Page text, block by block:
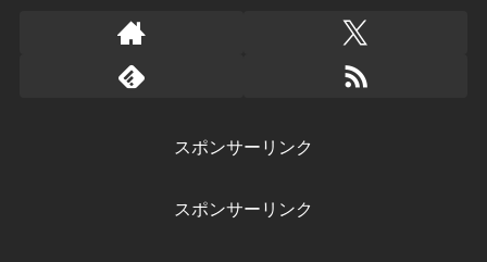
スポンサーリンク
スポンサーリンク